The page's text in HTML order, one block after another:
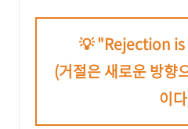
💡 "Rejection
(거절은 새로운 방향
이